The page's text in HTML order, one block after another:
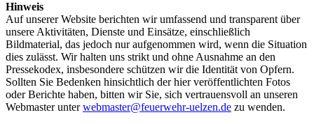
Hinweis
Auf unserer Website berichten wir umfassend und transparent über
unsere Aktivitäten, Dienste und Einsätze, einschließlich
Bildmaterial, das jedoch nur aufgenommen wird, wenn die Situation
dies zulässt. Wir halten uns strikt und ohne Ausnahme an den
Pressekodex, insbesondere schützen wir die Identität von Opfern.
Sollten Sie Bedenken hinsichtlich der hier veröffentlichten Fotos
oder Berichte haben, bitten wir Sie, sich vertrauensvoll an unseren
Webmaster unterwebmaster@feuerwehr-uelzen.de zu wenden.